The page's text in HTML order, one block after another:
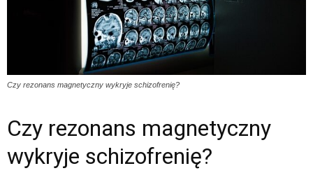
Czy rezonans magnetyczny wykryje schizofrenię?
Czy rezonans magnetyczny
wykryje schizofrenię?